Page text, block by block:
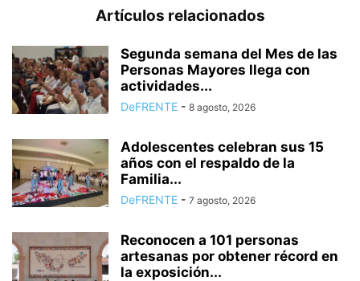
Artículos relacionados
Segunda semana del Mes de las
Personas Mayores llega con
actividades...
DeFRENTE - 8 agosto, 2026
Adolescentes celebran sus 15
años con el respaldo de la
Familia...
DeFRENTE - 7 agosto, 2026
Reconocen a 101 personas
artesanas por obtener récord en
la exposición...